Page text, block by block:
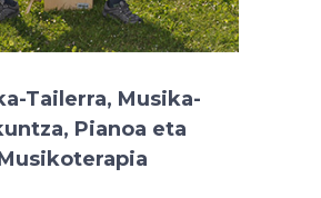
Tailerra, Musika-
Pianoa eta